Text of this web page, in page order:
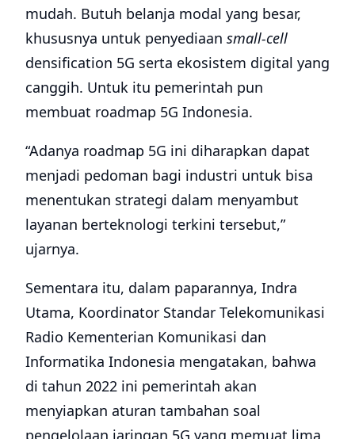
mudah. Butuh belanja modal yang besar,
khususnya untuk penyediaan small-cell
densification 5G serta ekosistem digital yang
canggih. Untuk itu pemerintah pun
membuat roadmap 5G Indonesia.
“Adanya roadmap 5G ini diharapkan dapat
menjadi pedoman bagi industri untuk bisa
menentukan strategi dalam menyambut
layanan berteknologi terkini tersebut,”
ujarnya.
Sementara itu, dalam paparannya, Indra
Utama, Koordinator Standar Telekomunikasi
Radio Kementerian Komunikasi dan
Informatika Indonesia mengatakan, bahwa
di tahun 2022 ini pemerintah akan
menyiapkan aturan tambahan soal